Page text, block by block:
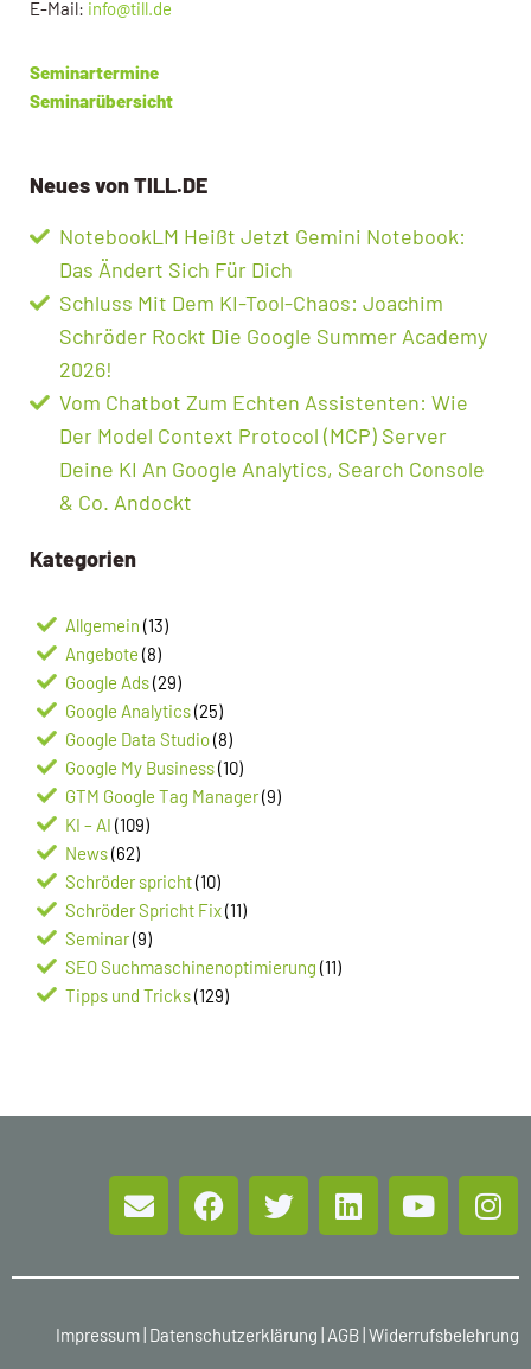
E-Mail: info@till.de
Seminartermine
Seminarübersicht
Neues von TILL.DE
NotebookLM Heißt Jetzt Gemini Notebook:
Das Ändert Sich Für Dich
Schluss Mit Dem KI-Tool-Chaos: Joachim
Schröder Rockt Die Google Summer Academy
2026!
Vom Chatbot Zum Echten Assistenten: Wie
Der Model Context Protocol (MCP) Server
Deine KI An Google Analytics, Search Console
& Co. Andockt
Kategorien
Allgemein (13)
Angebote (8)
Google Ads(29)
Google Analytics(25)
Google Data Studio(8)
Google My Business(10)
GTM Google Tag Manager(9)
KI – AI (109)
News(62)
Schröder spricht(10)
Schröder Spricht Fix(11)
Seminar(9)
SEO Suchmaschinenoptimierung (11)
Tipps und Tricks(129)
Impressum| Datenschutzerklärung | AGB|Widerrufsbelehrung